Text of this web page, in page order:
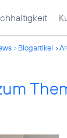
Blogartikel